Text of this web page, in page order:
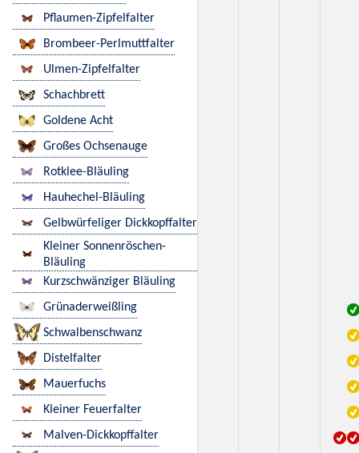
Pflaumen-Zipfelfalter
Brombeer-Perlmuttfalter
Ulmen-Zipfelfalter
Schachbrett
Goldene Acht
Großes Ochsenauge
Rotklee-Bläuling
Hauhechel-Bläuling
Gelbwürfeliger Dickkopffalter
Kleiner Sonnenröschen-
Bläuling
Kurzschwänziger Bläuling
Grünaderweißling
Schwalbenschwanz
Distelfalter
Mauerfuchs
Kleiner Feuerfalter
Malven-Dickkopffalter